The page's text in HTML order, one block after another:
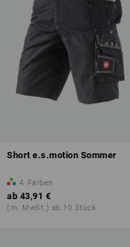
Short e.s.motion Sommer
4 Farben
ab 43,91 €
(m. MwSt.) ab 10 Stück